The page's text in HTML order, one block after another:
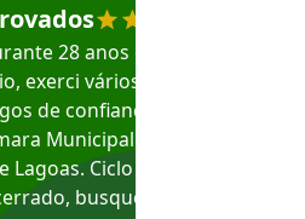
28 anos e
exerci vários
de confiança na
Municipal de
Lagoas. Ciclo
busquei